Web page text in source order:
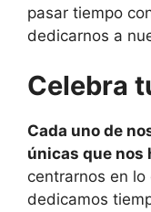
pasar tiempo
dedicarnos a
Celebra
Cada uno de
únicas que nos
centrarnos en lo
dedicamos